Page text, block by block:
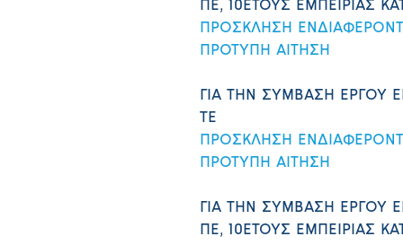
ΠΕ, 10ΕΤΟΥΣ ΕΜΠΕΙΡΙΑΣ
ΠΡΟΣΚΛΗΣΗ
ΠΡΟΤΥΠΗ ΑΙΤΗΣΗ
ΓΙΑ ΤΗΝ ΣΥΜΒΑΣΗ ΕΡΓΟΥ
ΤΕ
ΠΡΟΣΚΛΗΣΗ
ΠΡΟΤΥΠΗ ΑΙΤΗΣΗ
ΓΙΑ ΤΗΝ ΣΥΜΒΑΣΗ ΕΡΓΟΥ
ΠΕ, 10ΕΤΟΥΣ ΕΜΠΕΙΡΙΑΣ